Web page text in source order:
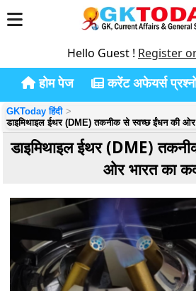
Hello Guest ! Register
होम पेज करेंट अफेयर्स
GKToday हिंदी
डाइमिथाइल ईथर (DME) तकनीक से स्वच्छ ईंधन की
डाइमिथाइल ईथर (DME)
ओर भारत का